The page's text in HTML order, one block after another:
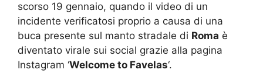
scorso 19 gennaio, quando il video di un
incidente verificatosi proprio a causa di una
buca presente sul manto stradale di Roma è
diventato virale sui social grazie alla pagina
Instagram ‘Welcome to Favelas‘.